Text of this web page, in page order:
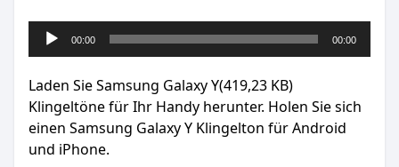
Audio-
Player
00:00 00:00
Laden Sie Samsung Galaxy Y(419,23 KB)
Klingeltöne für Ihr Handy herunter. Holen Sie sich
einen Samsung Galaxy Y Klingelton für Android
und iPhone.